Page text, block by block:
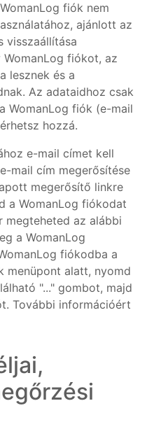
fiók nem
ajánlott az
visszaállítása
fiókot, az
lesznek és a
Az adataidhoz csak
WomanLog fiók (e-mail
hozzá.
e-mail címet kell
mail cím megerősítése
megerősítő linkre
a WomanLog fiókodat
megteheted az alábbi
a WomanLog
fiókodba a
menüpont alatt, nyomd
"..." gombot, majd
További információért